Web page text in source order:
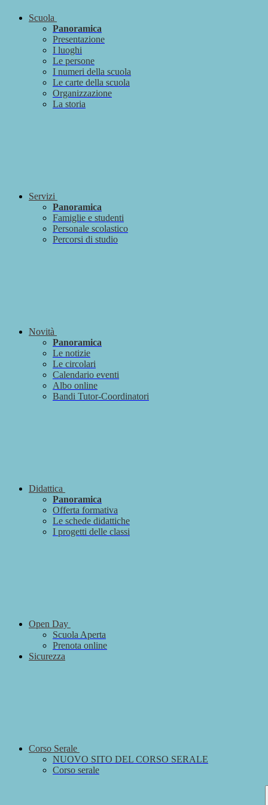
Scuola
Panoramica
Presentazione
I luoghi
Le persone
I numeri della scuola
Le carte della scuola
Organizzazione
La storia
Servizi
Panoramica
Famiglie e studenti
Personale scolastico
Percorsi di studio
Novità
Panoramica
Le notizie
Le circolari
Calendario eventi
Albo online
Bandi Tutor-Coordinatori
Didattica
Panoramica
Offerta formativa
Le schede didattiche
I progetti delle classi
Open Day
Scuola Aperta
Prenota online
Sicurezza
Corso Serale
NUOVO SITO DEL CORSO SERALE
Corso serale